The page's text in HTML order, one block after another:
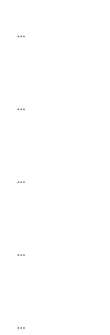
...
...
...
...
...